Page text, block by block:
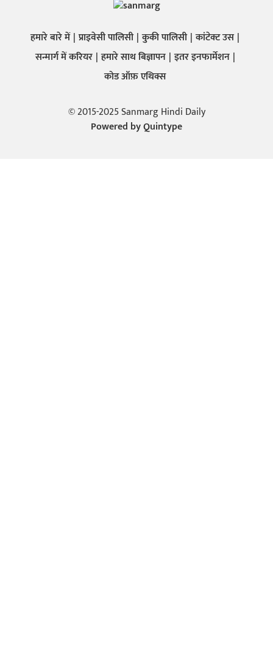
हमारे बारे में प्राइवेसी पालिसी कुकी पालिसी कांटेक्ट उस
सन्मार्ग में करियर हमारे साथ बिज्ञापन इतर इनफार्मेशन
कोड ऑफ़ एथिक्स
© 2015-2025 Sanmarg Hindi Daily
Powered byQuintype